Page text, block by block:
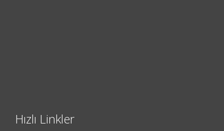
Hızlı Linkler